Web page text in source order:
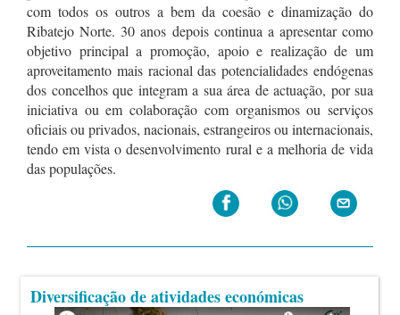
com todos os outros a bem da coesão e dinamização do
Ribatejo Norte. 30 anos depois continua a apresentar como
objetivo principal a promoção, apoio e realização de um
aproveitamento mais racional das potencialidades endógenas
dos concelhos que integram a sua área de actuação, por sua
iniciativa ou em colaboração com organismos ou serviços
oficiais ou privados, nacionais, estrangeiros ou internacionais,
tendo em vista o desenvolvimento rural e a melhoria de vida
das populações.
Diversificação de atividades económicas